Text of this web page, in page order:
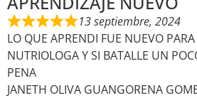
13 septiembre, 2024
LO QUE APRENDI FUE NUEVO
NUTRIOLOGA Y SI BATALLE UN
PENA
JANETH OLIVA GUANGORENA